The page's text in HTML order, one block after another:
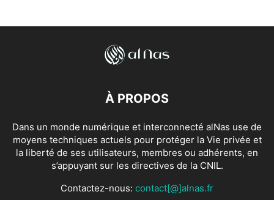
À PROPOS
Dans un monde numérique et interconnecté alNas use de
moyens techniques actuels pour protéger la Vie privée et
la liberté de ses utilisateurs, membres ou adhérents, en
s’appuyant sur les directives de la CNIL.
Contactez-nous: contact[@]alnas.fr